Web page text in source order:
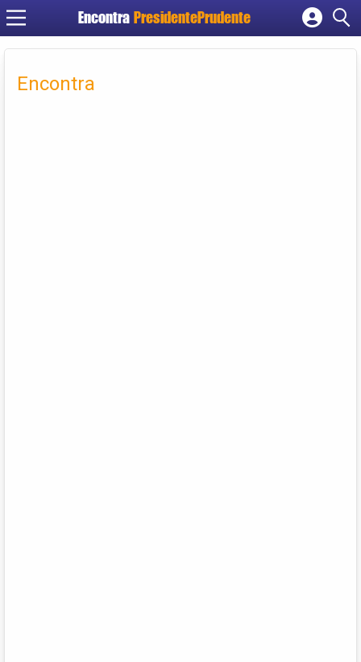
Encontra PresidentePrudente
Cadastrar empresa
Encontra